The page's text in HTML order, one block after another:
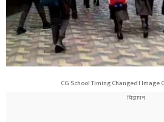
CG School Timing Changed। Image